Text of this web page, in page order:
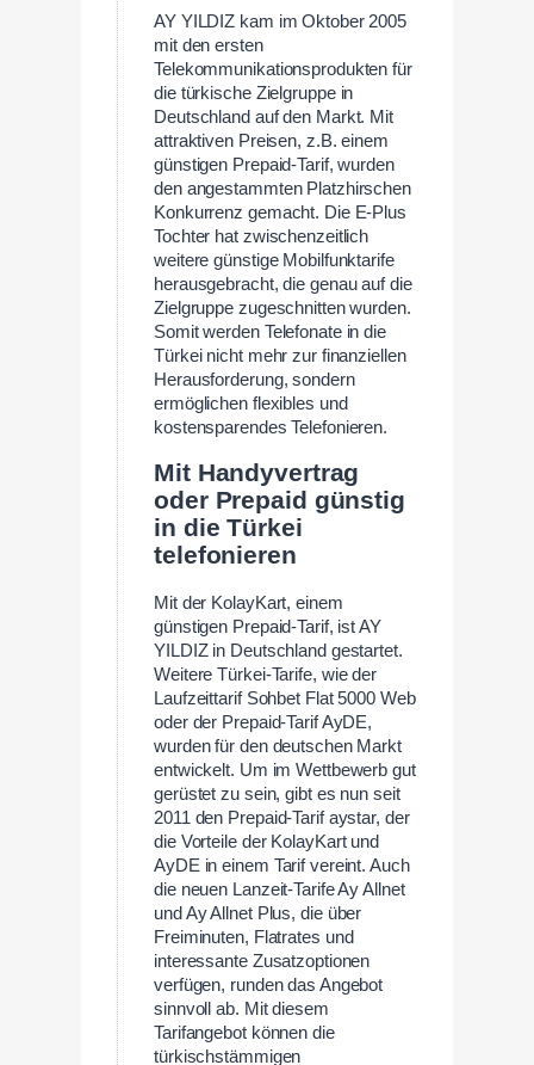
AY YILDIZ kam im Oktober 2005
mit den ersten
Telekommunikationsprodukten für
die türkische Zielgruppe in
Deutschland auf den Markt. Mit
attraktiven Preisen, z.B. einem
günstigen Prepaid-Tarif, wurden
den angestammten Platzhirschen
Konkurrenz gemacht. Die E-Plus
Tochter hat zwischenzeitlich
weitere günstige Mobilfunktarife
herausgebracht, die genau auf die
Zielgruppe zugeschnitten wurden.
Somit werden Telefonate in die
Türkei nicht mehr zur finanziellen
Herausforderung, sondern
ermöglichen flexibles und
kostensparendes Telefonieren.
Mit Handyvertrag
oder Prepaid günstig
in die Türkei
telefonieren
Mit der KolayKart, einem
günstigen Prepaid-Tarif, ist AY
YILDIZ in Deutschland gestartet.
Weitere Türkei-Tarife, wie der
Laufzeittarif Sohbet Flat 5000 Web
oder der Prepaid-Tarif AyDE,
wurden für den deutschen Markt
entwickelt. Um im Wettbewerb gut
gerüstet zu sein, gibt es nun seit
2011 den Prepaid-Tarif aystar, der
die Vorteile der KolayKart und
AyDE in einem Tarif vereint. Auch
die neuen Lanzeit-Tarife Ay Allnet
und Ay Allnet Plus, die über
Freiminuten, Flatrates und
interessante Zusatzoptionen
verfügen, runden das Angebot
sinnvoll ab. Mit diesem
Tarifangebot können die
türkischstämmigen